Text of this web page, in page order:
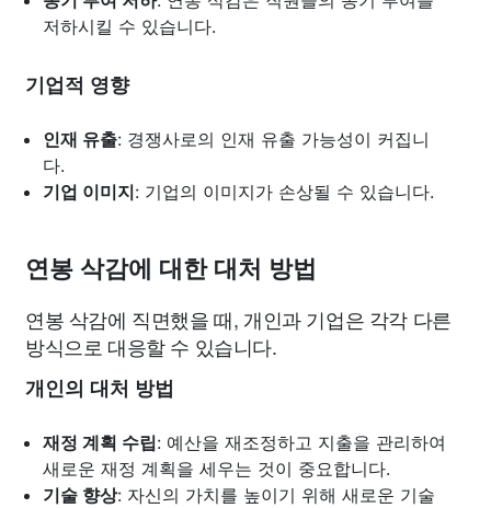
저하시킬 수 있습니다.
기업적 영향
인재 유출: 경쟁사로의 인재 유출 가능성이 커집니
다.
기업 이미지: 기업의 이미지가 손상될 수 있습니다.
연봉 삭감에 대한 대처 방법
연봉 삭감에 직면했을 때, 개인과 기업은 각각 다른
방식으로 대응할 수 있습니다.
개인의 대처 방법
재정 계획 수립: 예산을 재조정하고 지출을 관리하여
새로운 재정 계획을 세우는 것이 중요합니다.
기술 향상: 자신의 가치를 높이기 위해 새로운 기술